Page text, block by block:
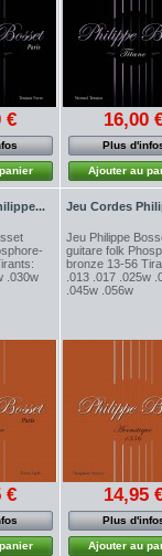
€ 16,00
Plus
Ajouter au
.030w
€
Jeu Cordes
Jeu Philippe
guitare folk
bronze 13-56
.013 .017 .025w
.045w .056w
14,95
Plus
Ajouter au